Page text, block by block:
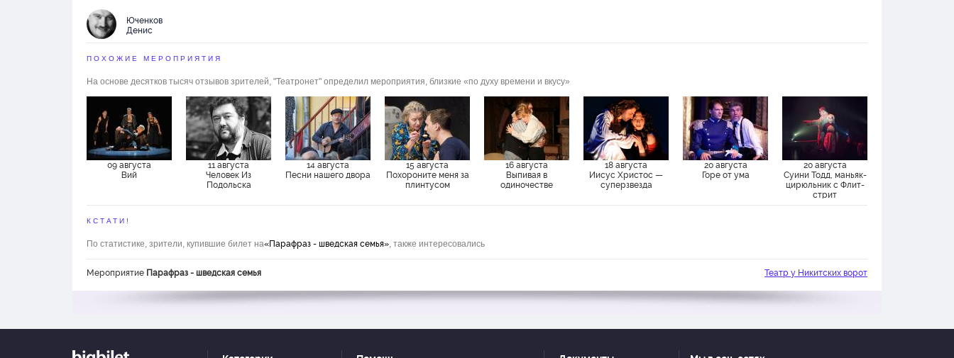
Юченков
Денис
ПОХОЖИЕ МЕРОПРИЯТИЯ
На основе десятков тысяч отзывов зрителей, "Театронет" определил мероприятия, близкие «по духу времени и вкусу»
09 августа
Вий
11 августа
Человек Из
Подольска
14 августа
Песни нашего двора
15 августа
Похороните меня за
плинтусом
16 августа
Выпивая в
одиночестве
18 августа
Иисус Христос —
суперзвезда
20 августа
Горе от ума
20 августа
Суини Тодд, маньяк-
цирюльник с Флит-
стрит
КСТАТИ!
По статистике, зрители, купившие билет на«Парафраз - шведская семья», также интересовались
Театр у Никитских ворот
Мероприятие Парафраз - шведская семья